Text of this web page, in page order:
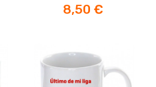
Preis
8,50 €